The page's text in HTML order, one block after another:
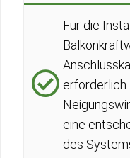
Für die
eine
des